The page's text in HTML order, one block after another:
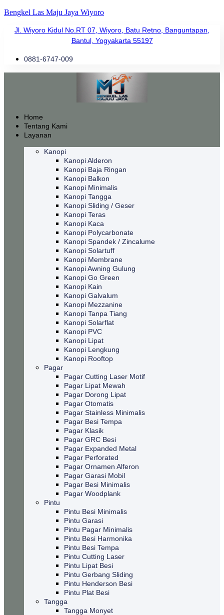
Bengkel Las Maju Jaya Wiyoro
Jl. Wiyoro Kidul No.RT 07, Wiyoro, Batu Retno, Banguntapan,
Bantul, Yogyakarta 55197
0881-6747-009
Home
Tentang Kami
Layanan
Kanopi
Kanopi Alderon
Kanopi Baja Ringan
Kanopi Balkon
Kanopi Minimalis
Kanopi Tangga
Kanopi Sliding / Geser
Kanopi Teras
Kanopi Kaca
Kanopi Polycarbonate
Kanopi Spandek / Zincalume
Kanopi Solartuff
Kanopi Membrane
Kanopi Awning Gulung
Kanopi Go Green
Kanopi Kain
Kanopi Galvalum
Kanopi Mezzanine
Kanopi Tanpa Tiang
Kanopi Solarflat
Kanopi PVC
Kanopi Lipat
Kanopi Lengkung
Kanopi Rooftop
Pagar
Pagar Cutting Laser Motif
Pagar Lipat Mewah
Pagar Dorong Lipat
Pagar Otomatis
Pagar Stainless Minimalis
Pagar Besi Tempa
Pagar Klasik
Pagar GRC Besi
Pagar Expanded Metal
Pagar Perforated
Pagar Ornamen Alferon
Pagar Garasi Mobil
Pagar Besi Minimalis
Pagar Woodplank
Pintu
Pintu Besi Minimalis
Pintu Garasi
Pintu Pagar Minimalis
Pintu Besi Harmonika
Pintu Besi Tempa
Pintu Cutting Laser
Pintu Lipat Besi
Pintu Gerbang Sliding
Pintu Henderson Besi
Pintu Plat Besi
Tangga
Tangga Monyet